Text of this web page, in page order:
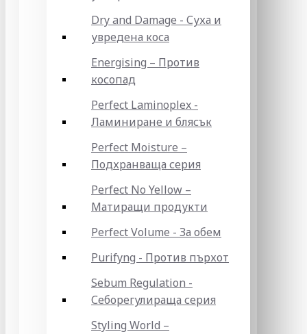
Dry and Damage - Суха и
увредена коса
Energising – Против
косопад
Perfect Laminoplex -
Ламиниране и блясък
Perfect Moisture –
Подхранваща серия
Perfect No Yellow –
Матиращи продукти
Perfect Volume - За обем
Purifyng - Против пърхот
Sebum Regulation -
Себорегулираща серия
Styling World –